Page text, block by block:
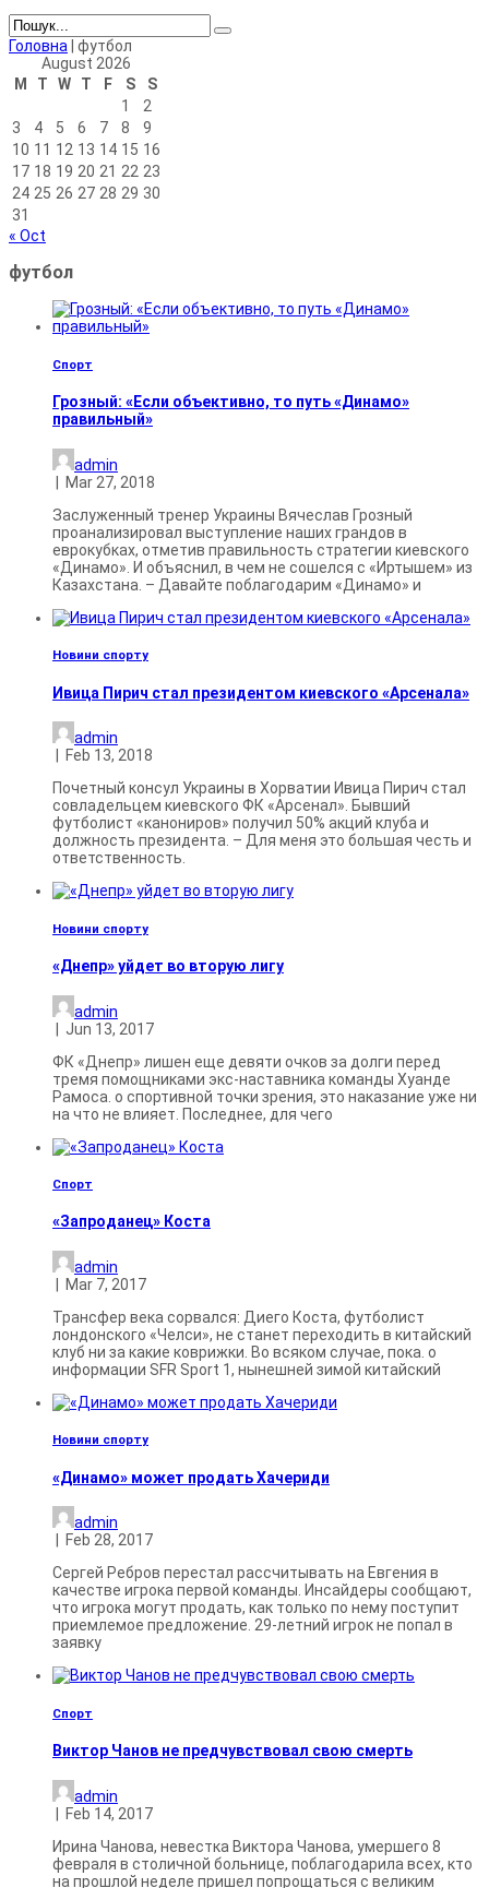
Головна
футбол
August 2026
M
T W T F S
S
1
2
3
4 5 6 7 8
9
10 11 12 13 14 15 16
17 18 19 20 21 22 23
24 25 26 27 28 29 30
31
« Oct
футбол
Спорт
Грозный: «Если объективно, то путь «Динамо»
правильный»
admin
Mar 27, 2018
Заслуженный тренер Украины Вячеслав Грозный
проанализировал выступление наших грандов в
еврокубках, отметив правильность стратегии киевского
«Динамо». И объяснил, в чем не сошелся с «Иртышем» из
Казахстана. – Давайте поблагодарим «Динамо» и
Новини спорту
Ивица Пирич стал президентом киевского «Арсенала»
admin
Feb 13, 2018
Почетный консул Украины в Хорватии Ивица Пирич стал
совладельцем киевского ФК «Арсенал». Бывший
футболист «канониров» получил 50% акций клуба и
должность президента. – Для меня это большая честь и
ответственность.
Новини спорту
«Днепр» уйдет во вторую лигу
admin
Jun 13, 2017
ФК «Днепр» лишен еще девяти очков за долги перед
тремя помощниками экс-наставника команды Хуанде
Рамоса. о спортивной точки зрения, это наказание уже ни
на что не влияет. Последнее, для чего
Спорт
«Запроданец» Коста
admin
Mar 7, 2017
Трансфер века сорвался: Диего Коста, футболист
лондонского «Челси», не станет переходить в китайский
клуб ни за какие коврижки. Во всяком случае, пока. о
информации SFR Sport 1, нынешней зимой китайский
Новини спорту
«Динамо» может продать Хачериди
admin
Feb 28, 2017
Сергей Ребров перестал рассчитывать на Евгения в
качестве игрока первой команды. Инсайдеры сообщают,
что игрока могут продать, как только по нему поступит
приемлемое предложение. 29-летний игрок не попал в
заявку
Спорт
Виктор Чанов не предчувствовал свою смерть
admin
Feb 14, 2017
Ирина Чанова, невестка Виктора Чанова, умершего 8
февраля в столичной больнице, поблагодарила всех, кто
на прошлой неделе пришел попрощаться с великим